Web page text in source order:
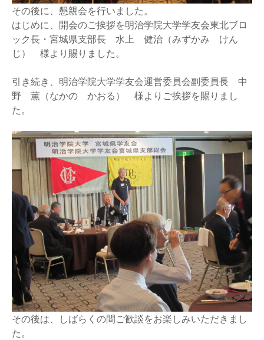
その後に、懇親会を行いました。
はじめに、開会のご挨拶を明治学院大学学友会東北ブロ
ック長・宮城県支部長 水上 健治（みずかみ けん
じ） 様より賜りました。
引き続き、明治学院大学学友会運営委員会副委員長 中
野 薫（なかの かおる） 様よりご挨拶を賜りまし
た。
その後は、しばらくの間ご歓談をお楽しみいただきまし
た。